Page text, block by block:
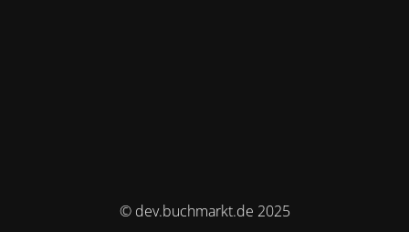
© dev.buchmarkt.de 2025